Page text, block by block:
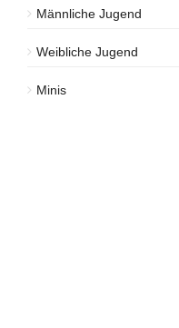
Männliche Jugend
Weibliche Jugend
Minis